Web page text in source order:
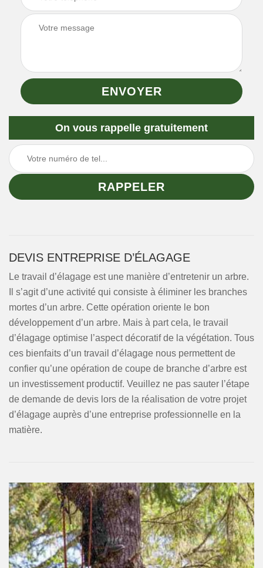
On vous rappelle gratuitement
DEVIS ENTREPRISE D’ÉLAGAGE
Le travail d’élagage est une manière d’entretenir un arbre.
Il s’agit d’une activité qui consiste à éliminer les branches
mortes d’un arbre. Cette opération oriente le bon
développement d’un arbre. Mais à part cela, le travail
d’élagage optimise l’aspect décoratif de la végétation. Tous
ces bienfaits d’un travail d’élagage nous permettent de
confier qu’une opération de coupe de branche d’arbre est
un investissement productif. Veuillez ne pas sauter l’étape
de demande de devis lors de la réalisation de votre projet
d’élagage auprès d’une entreprise professionnelle en la
matière.